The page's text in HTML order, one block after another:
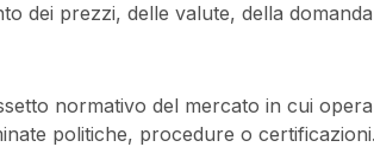
dei prezzi, delle valute, della
normativo del mercato in cui
politiche, procedure o